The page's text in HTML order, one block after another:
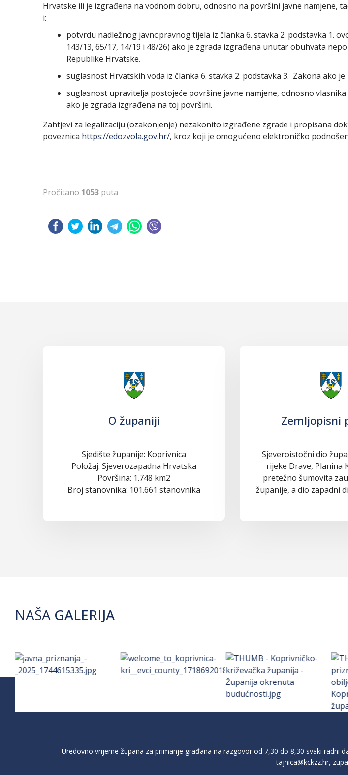
Hrvatske ili je izgrađena na vodnom dobru, odnosno na površini javne namjene,
i:
potvrdu nadležnog javnopravnog tijela iz članka 6. stavka 2. podstavka 1.
143/13, 65/17, 14/19 i 48/26) ako je zgrada izgrađena unutar obuhvata
Republike Hrvatske,
suglasnost Hrvatskih voda iz članka 6. stavka 2. podstavka 3. Zakona ako
suglasnost upravitelja postojeće površine javne namjene, odnosno
ako je zgrada izgrađena na toj površini.
Zahtjevi za legalizaciju (ozakonjenje) nezakonito izgrađene zgrade i propisana
poveznica https://edozvola.gov.hr/, kroz koji je omogućeno elektroničko
Pročitano 1053 puta
O županiji
Sjedište županije: Koprivnica
Položaj: Sjeverozapadna Hrvatska
Površina: 1.748 km2
Broj stanovnika: 101.661 stanovnika
Zemljopisni
Sjeveroistočni dio
rijeke Drave, Planina
pretežno šumovita
županije, a dio zapadni
NAŠA GALERIJA
Uredovno vrijeme župana za primanje građana na razgovor od 7,30 do 8,30 svaki radni
tajnica@kckzz.hr,